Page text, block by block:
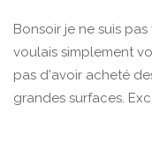
Bonsoir je ne suis
voulais simplement
pas d'avoir acheté
grandes surfaces.